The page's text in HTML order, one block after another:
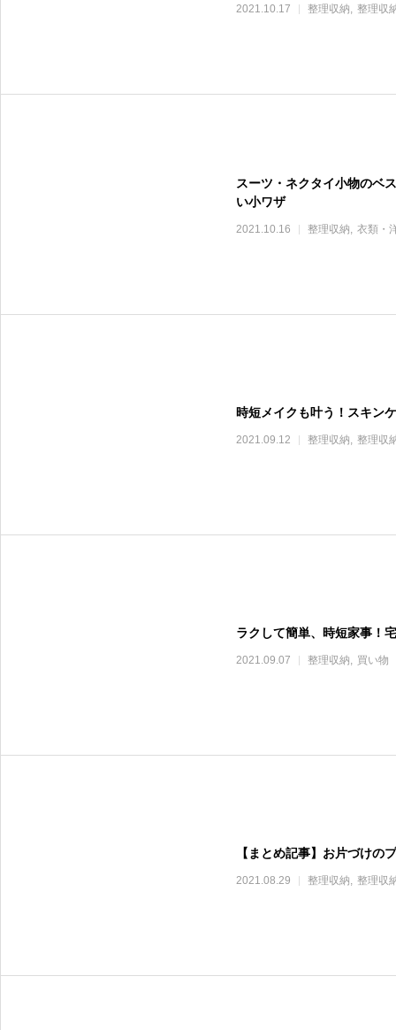
2021.10.17 整理収納 整理収
スーツ・ネクタイ小物のベ
い小ワザ
2021.10.16 整理収納 衣類・
時短メイクも叶う！スキン
2021.09.12 整理収納 整理収
ラクして簡単、時短家事！
2021.09.07 整理収納 買い物
【まとめ記事】お片づけの
2021.08.29 整理収納 整理収